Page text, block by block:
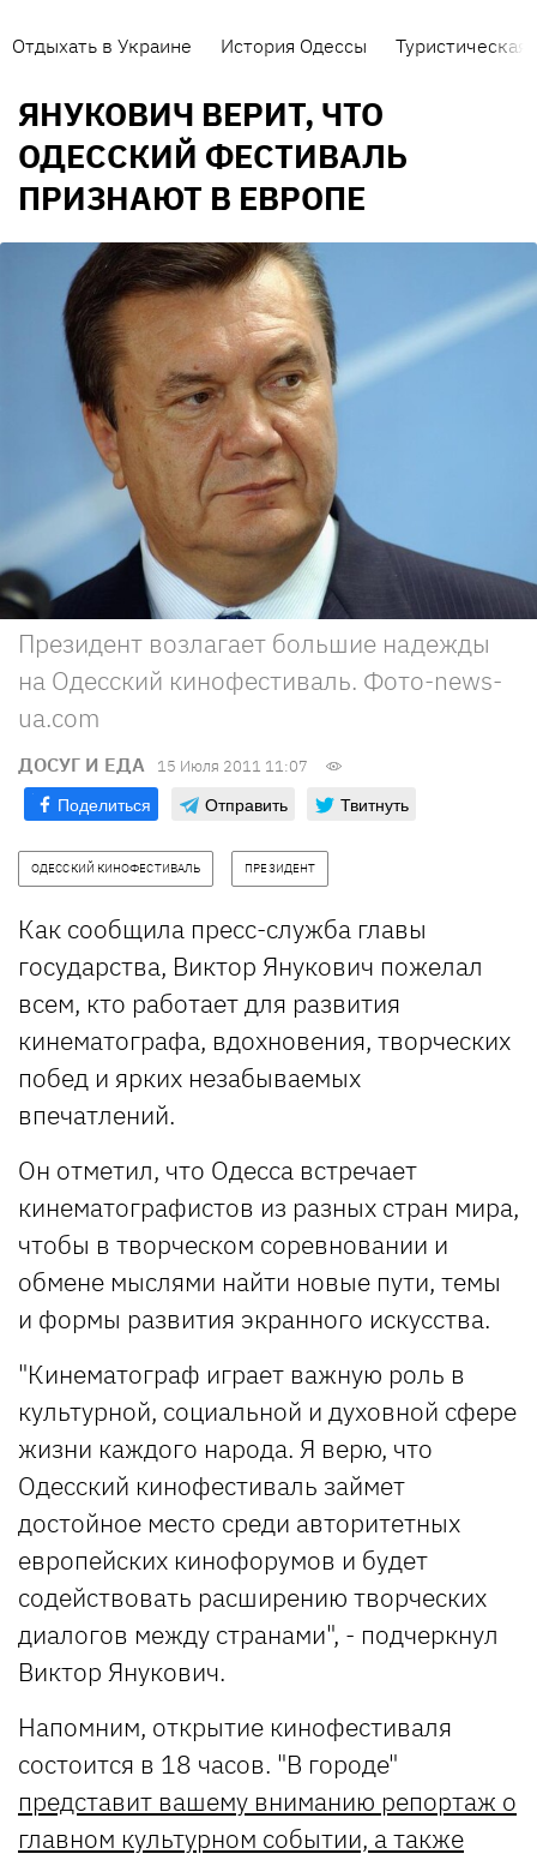
Отдыхать в Украине История Одессы Туристическая
ЯНУКОВИЧ ВЕРИТ, ЧТО
ОДЕССКИЙ ФЕСТИВАЛЬ
ПРИЗНАЮТ В ЕВРОПЕ
Президент возлагает большие надежды
на Одесский кинофестиваль. Фото-news-
ua.com
ДОСУГ И ЕДА 15 Июля 2011 11:07
Поделиться Отправить Твитнуть
ОДЕССКИЙ КИНОФЕСТИВАЛЬ ПРЕЗИДЕНТ
Как сообщила пресс-служба главы
государства, Виктор Янукович пожелал
всем, кто работает для развития
кинематографа, вдохновения, творческих
побед и ярких незабываемых
впечатлений.
Он отметил, что Одесса встречает
кинематографистов из разных стран мира,
чтобы в творческом соревновании и
обмене мыслями найти новые пути, темы
и формы развития экранного искусства.
"Кинематограф играет важную роль в
культурной, социальной и духовной сфере
жизни каждого народа. Я верю, что
Одесский кинофестиваль займет
достойное место среди авторитетных
европейских кинофорумов и будет
содействовать расширению творческих
диалогов между странами", - подчеркнул
Виктор Янукович.
Напомним, открытие кинофестиваля
состоится в 18 часов. "В городе"
представит вашему вниманию репортаж о
главном культурном событии, а также